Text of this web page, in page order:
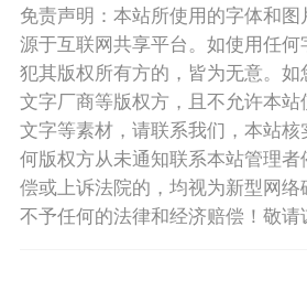
免责声明：本站所使用的字体和
源于互联网共享平台。如使用任
犯其版权所有方的，皆为无意。
文字厂商等版权方，且不允许本
文字等素材，请联系我们，本站
何版权方从未通知联系本站管理
偿或上诉法院的，均视为新型网
不予任何的法律和经济赔偿！敬请